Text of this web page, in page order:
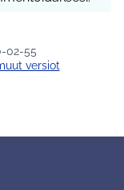
02-55
versiot